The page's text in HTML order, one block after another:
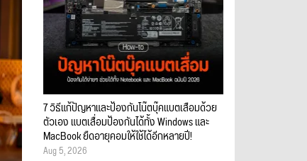
7 วิธีแก้ปัญหาและป้องกันโน๊ตบุ๊คแบตเสื่อมด้วย
ตัวเอง แบตเสื่อมป้องกันได้ทั้ง Windows และ
MacBook ยืดอายุคอมให้ใช้ได้อีกหลายปี!
Aug 5, 2026